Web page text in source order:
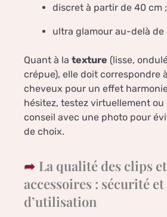
discret à partir de 40 cm ;
ultra glamour au-delà de
Quant à la texture (lisse,
crépue), elle doit correspondre
cheveux pour un effet
hésitez, testez virtuellement ou
conseil avec une photo pour
de choix.
La qualité des clips
accessoires : sécurité
d’utilisation